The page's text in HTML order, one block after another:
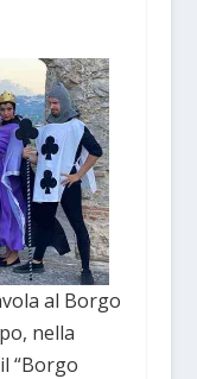
al Borgo
nella
“Borgo